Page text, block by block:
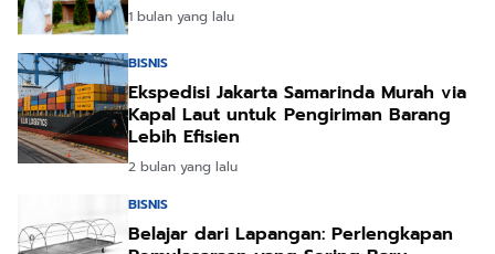
1 bulan yang lalu
BISNIS
Ekspedisi Jakarta Samarinda Murah via
Kapal Laut untuk Pengiriman Barang
Lebih Efisien
2 bulan yang lalu
BISNIS
Belajar dari Lapangan: Perlengkapan